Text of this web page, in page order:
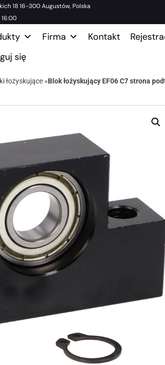
18 16-300 Augustów, Polska
Firma Kontakt
się
łożyskujące »Blok łożyskujący EF06 C7 strona